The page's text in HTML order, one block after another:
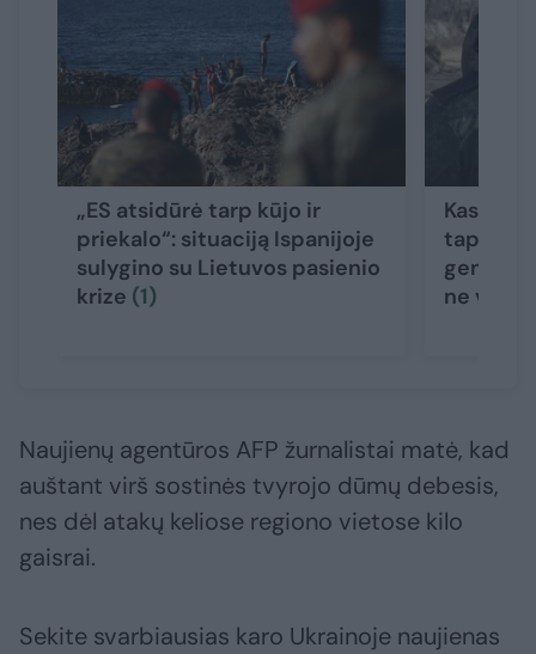
„ES atsidūrė tarp kūjo ir
priekalo“: situaciją Ispanijoje
sulygino su Lietuvos pasienio
krize (1)
Kas yra
tapęs
ne
Naujienų agentūros AFP žurnalistai matė, kad
auštant virš sostinės tvyrojo dūmų debesis,
nes dėl atakų keliose regiono vietose kilo
gaisrai.
Sekite svarbiausias karo Ukrainoje naujienas